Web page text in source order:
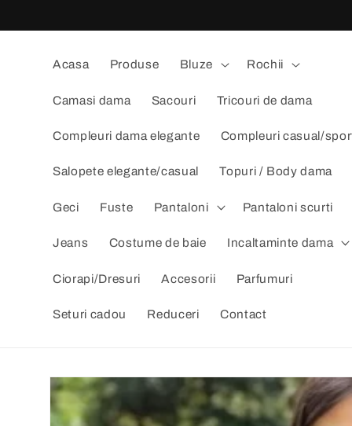
Acasa Produse Bluze Rochii
Camasi dama Sacouri Tricouri de dama
Compleuri dama elegante Compleuri casual/
Salopete elegante/casual Topuri / Body dama
Geci Fuste Pantaloni Pantaloni scurti
Jeans Costume de baie Incaltaminte dama
Ciorapi/Dresuri Accesorii Parfumuri
Seturi cadou Reduceri Contact
informațiile
despre
produs